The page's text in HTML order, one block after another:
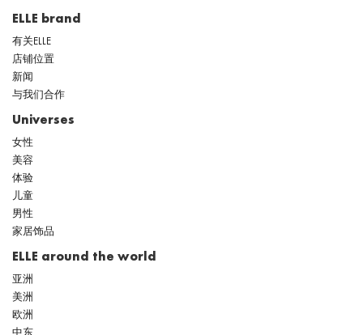
ELLE brand
有关ELLE
店铺位置
新闻
与我们合作
Universes
女性
美容
体验
儿童
男性
家居饰品
ELLE around the world
亚洲
美洲
欧洲